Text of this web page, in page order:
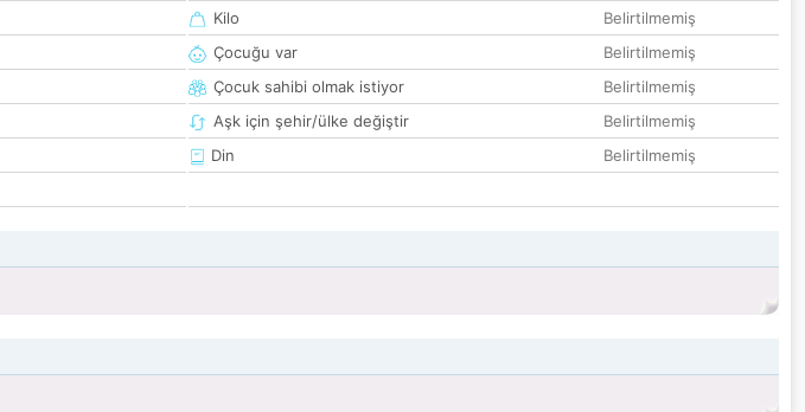
Kilo
Belirtilmemiş
Çocuğu var
Belirtilmemiş
Çocuk sahibi olmak istiyor
Belirtilmemiş
Aşk için şehir/ülke değiştir
Belirtilmemiş
Din
Belirtilmemiş